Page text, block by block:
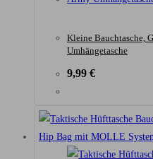
Kleine Bauchtasche,
Umhängetasche
9,99 €